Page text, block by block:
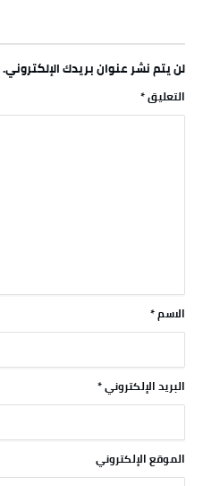
لن يتم نشر عنوان بريدك الإلكتروني.
التعليق*
الاسم*
البريد الإلكتروني*
الموقع الإلكتروني